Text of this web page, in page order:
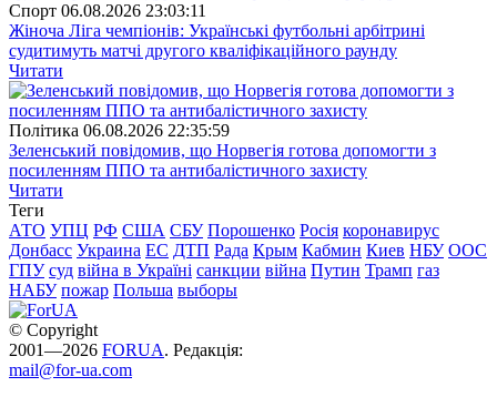
Спорт 06.08.2026 23:03:11
Жіноча Ліга чемпіонів: Українські футбольні арбітрині
судитимуть матчі другого кваліфікаційного раунду
Читати
Полiтика 06.08.2026 22:35:59
Зеленський повідомив, що Норвегія готова допомогти з
посиленням ППО та антибалістичного захисту
Читати
Теги
АТО УПЦ РФ США СБУ Порошенко Росія коронавирус
Донбасс Украина ЕС ДТП Рада Крым Кабмин Киев НБУ ООС
ГПУ суд війна в Україні санкции війна Путин Трамп газ
НАБУ пожар Польша выборы
© Copyright
2001—2026 FORUA. Редакція:
mail@for-ua.com